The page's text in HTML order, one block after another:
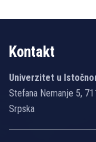
Kontakt
Univerzitet u
Stefana Nemanje 5,
Srpska